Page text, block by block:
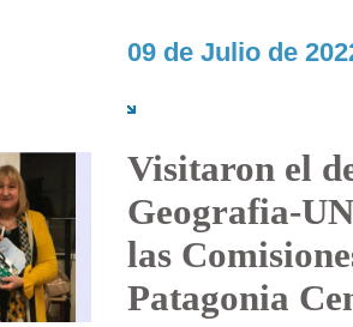
09 de Julio de
Visitaron el
Geografia-
las
Patagonia